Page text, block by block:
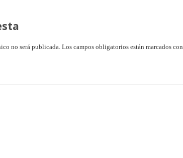
no será publicada. Los campos obligatorios están marcados con